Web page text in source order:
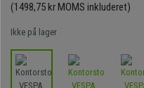
(1498,75 kr MOMS inkluderet)
Ikke på lager